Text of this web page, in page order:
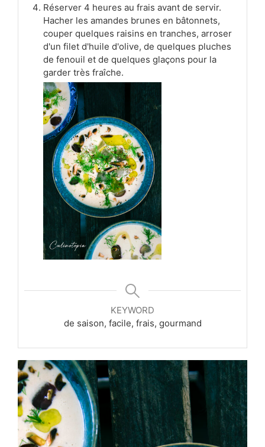
Réserver 4 heures au frais avant de servir.
Hacher les amandes brunes en bâtonnets,
couper quelques raisins en tranches, arroser
d'un filet d'huile d'olive, de quelques pluches
de fenouil et de quelques glaçons pour la
garder très fraîche.
KEYWORD
de saison, facile, frais, gourmand